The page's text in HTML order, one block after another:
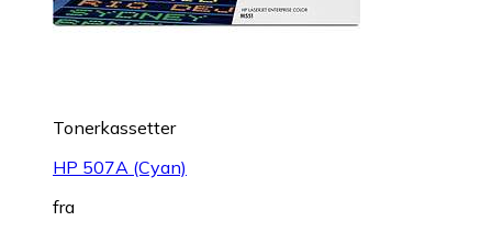
Tonerkassetter
HP 507A (Cyan)
fra